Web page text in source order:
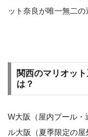
ット奈良が唯一無二の
関西のマリオッ
は？
W大阪（屋内プール
ル大阪（夏季限定の屋